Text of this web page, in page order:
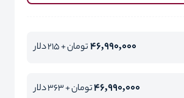
46,990,000تومان + 215 دلار
46,990,000تومان + 363 دلار